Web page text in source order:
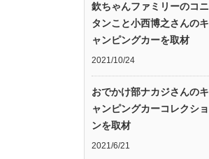
欽ちゃんファミリーのコニ
タンこと小西博之さんのキ
ャンピングカーを取材
2021/10/24
おでかけ部ナカジさんのキ
ャンピングカーコレクショ
ンを取材
2021/6/21